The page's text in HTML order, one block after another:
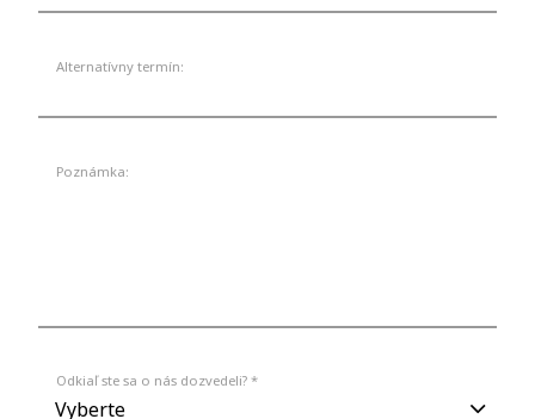
Alternatívny termín:
Poznámka:
Odkiaľ ste sa o nás dozvedeli? *